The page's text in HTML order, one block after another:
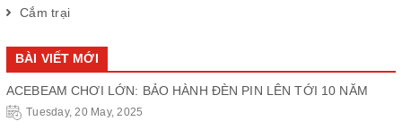
Cắm trại
BÀI VIẾT MỚI
ACEBEAM CHƠI LỚN: BẢO HÀNH ĐÈN PIN LÊN TỚI 10 NĂM
Tuesday, 20 May, 2025